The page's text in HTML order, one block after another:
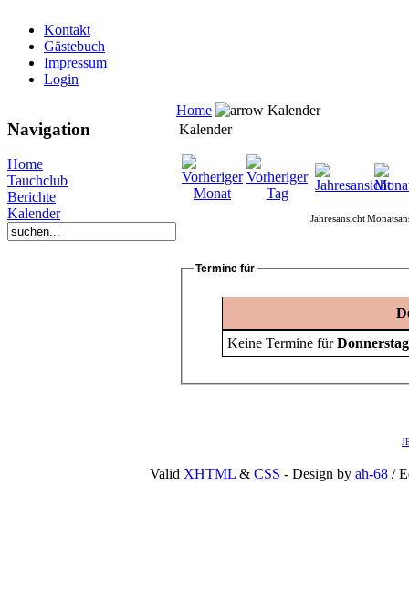
Kontakt
Gästebuch
Impressum
Login
Navigation
Home
Tauchclub
Berichte
Kalender
Home
Kalender
Kalender
Jahresansicht
Termine für
Keine Termine für
Valid XHTML & CSS - Design by ah-68 /